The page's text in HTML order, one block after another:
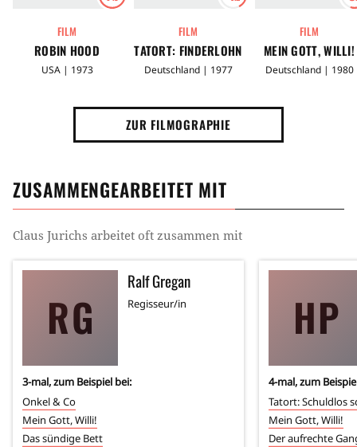
FILM
ROBIN HOOD
USA | 1973
FILM
TATORT: FINDERLOHN
Deutschland | 1977
FILM
MEIN GOTT, WILLI!
Deutschland | 1980
ZUR FILMOGRAPHIE
ZUSAMMENGEARBEITET MIT
Claus Jurichs arbeitet oft zusammen mit
RG
Ralf Gregan
Regisseur/in
3-mal, zum Beispiel bei:
Onkel & Co
Mein Gott, Willi!
Das sündige Bett
HP
4-mal, zum
Tatort: Schuldlos
Mein Gott, Willi!
Der aufrechte